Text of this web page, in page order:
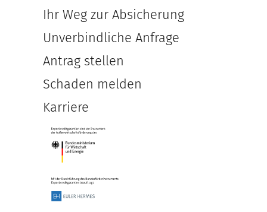
Ihr Weg zur Absicherung
Unverbindliche Anfrage
Antrag stellen
Schaden melden
Karriere